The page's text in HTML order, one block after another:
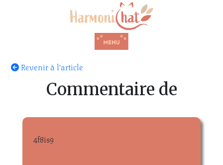
Revenir à l'article
Commentaire de
4f8is9